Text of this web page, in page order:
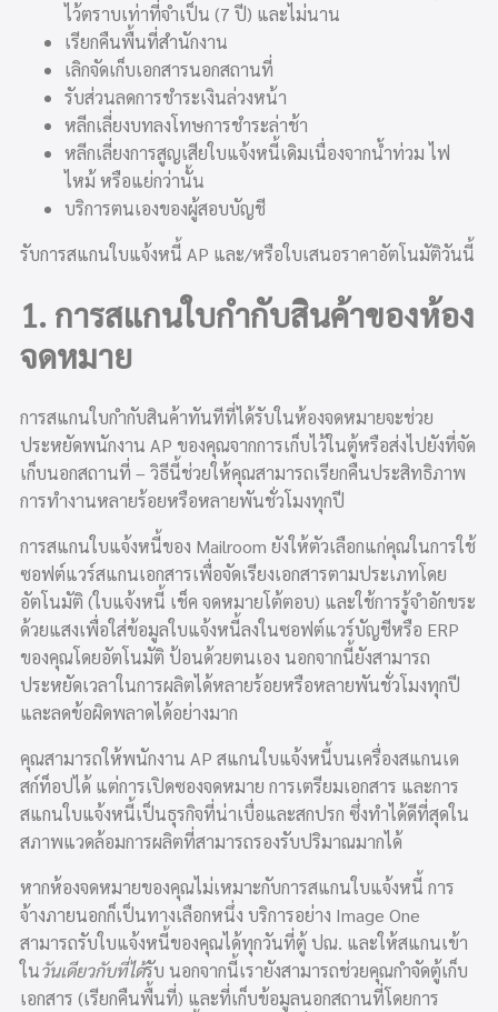
ไว้ตราบเท่าที่จำเป็น (7 ปี) และไม่นาน
เรียกคืนพื้นที่สำนักงาน
เลิกจัดเก็บเอกสารนอกสถานที่
รับส่วนลดการชำระเงินล่วงหน้า
หลีกเลี่ยงบทลงโทษการชำระล่าช้า
หลีกเลี่ยงการสูญเสียใบแจ้งหนี้เดิมเนื่องจากน้ำท่วม ไฟ
ไหม้ หรือแย่กว่านั้น
บริการตนเองของผู้สอบบัญชี
รับการสแกนใบแจ้งหนี้ AP และ/หรือใบเสนอราคาอัตโนมัติวันนี้
1. การสแกนใบกำกับสินค้าของห้อง
จดหมาย
การสแกนใบกำกับสินค้าทันทีที่ได้รับในห้องจดหมายจะช่วย
ประหยัดพนักงาน AP ของคุณจากการเก็บไว้ในตู้หรือส่งไปยังที่จัด
เก็บนอกสถานที่ – วิธีนี้ช่วยให้คุณสามารถเรียกคืนประสิทธิภาพ
การทำงานหลายร้อยหรือหลายพันชั่วโมงทุกปี
การสแกนใบแจ้งหนี้ของ Mailroom ยังให้ตัวเลือกแก่คุณในการใช้
ซอฟต์แวร์สแกนเอกสารเพื่อจัดเรียงเอกสารตามประเภทโดย
อัตโนมัติ (ใบแจ้งหนี้ เช็ค จดหมายโต้ตอบ) และใช้การรู้จำอักขระ
ด้วยแสงเพื่อใส่ข้อมูลใบแจ้งหนี้ลงในซอฟต์แวร์บัญชีหรือ ERP
ของคุณโดยอัตโนมัติ ป้อนด้วยตนเอง นอกจากนี้ยังสามารถ
ประหยัดเวลาในการผลิตได้หลายร้อยหรือหลายพันชั่วโมงทุกปี
และลดข้อผิดพลาดได้อย่างมาก
คุณสามารถให้พนักงาน AP สแกนใบแจ้งหนี้บนเครื่องสแกนเด
สก์ท็อปได้ แต่การเปิดซองจดหมาย การเตรียมเอกสาร และการ
สแกนใบแจ้งหนี้เป็นธุรกิจที่น่าเบื่อและสกปรก ซึ่งทำได้ดีที่สุดใน
สภาพแวดล้อมการผลิตที่สามารถรองรับปริมาณมากได้
หากห้องจดหมายของคุณไม่เหมาะกับการสแกนใบแจ้งหนี้ การ
จ้างภายนอกก็เป็นทางเลือกหนึ่ง บริการอย่าง Image One
สามารถรับใบแจ้งหนี้ของคุณได้ทุกวันที่ตู้ ปณ. และให้สแกนเข้า
ในวันเดียวกับที่ได้รับ นอกจากนี้เรายังสามารถช่วยคุณกำจัดตู้เก็บ
เอกสาร (เรียกคืนพื้นที่) และที่เก็บข้อมูลนอกสถานที่โดยการ